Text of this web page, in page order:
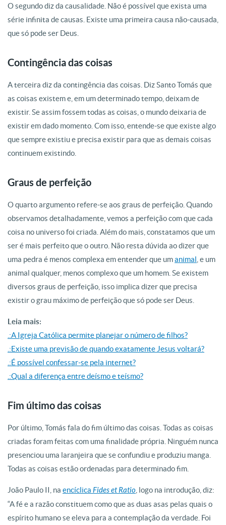
O segundo diz da causalidade. Não é possível que exista uma
série infinita de causas. Existe uma primeira causa não-causada,
que só pode ser Deus.
Contingência das coisas
A terceira diz da contingência das coisas. Diz Santo Tomás que
as coisas existem e, em um determinado tempo, deixam de
existir. Se assim fossem todas as coisas, o mundo deixaria de
existir em dado momento. Com isso, entende-se que existe algo
que sempre existiu e precisa existir para que as demais coisas
continuem existindo.
Graus de perfeição
O quarto argumento refere-se aos graus de perfeição. Quando
observamos detalhadamente, vemos a perfeição com que cada
coisa no universo foi criada. Além do mais, constatamos que um
ser é mais perfeito que o outro. Não resta dúvida ao dizer que
uma pedra é menos complexa em entender que umanimal , e um
animal qualquer, menos complexo que um homem. Se existem
diversos graus de perfeição, isso implica dizer que precisa
existir o grau máximo de perfeição que só pode ser Deus.
Leia mais:
.:A Igreja Católica permite planejar o número de filhos?
.:Existe uma previsão de quando exatamente Jesus voltará?
.:É possível confessar-se pela internet?
.:Qual a diferença entre deísmo e teísmo?
Fim último das coisas
Por último, Tomás fala do fim último das coisas. Todas as coisas
criadas foram feitas com uma finalidade própria. Ninguém nunca
presenciou uma laranjeira que se confundiu e produziu manga.
Todas as coisas estão ordenadas para determinado fim.
João Paulo II, na encíclica Fides et Ratio , logo na introdução, diz:
“A fé e a razão constituem como que as duas asas pelas quais o
espírito humano se eleva para a contemplação da verdade. Foi